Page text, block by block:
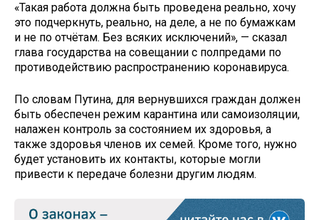
«Такая работа должна быть проведена реально, хочу
это подчеркнуть, реально, на деле, а не по бумажкам
и не по отчётам. Без всяких исключений», — сказал
глава государства на совещании с полпредами по
противодействию распространению коронавируса.
По словам Путина, для вернувшихся граждан должен
быть обеспечен режим карантина или самоизоляции,
налажен контроль за состоянием их здоровья, а
также здоровья членов их семей. Кроме того, нужно
будет установить их контакты, которые могли
привести к передаче болезни другим людям.